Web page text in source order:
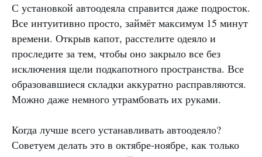
С установкой автоодеяла справится даже подросток.
Все интуитивно просто, займёт максимум 15 минут
времени. Открыв капот, расстелите одеяло и
проследите за тем, чтобы оно закрыло все без
исключения щели подкапотного пространства. Все
образовавшиеся складки аккуратно расправляются.
Можно даже немного утрамбовать их руками.
Когда лучше всего устанавливать автоодеяло?
Советуем делать это в октябре-ноябре, как только